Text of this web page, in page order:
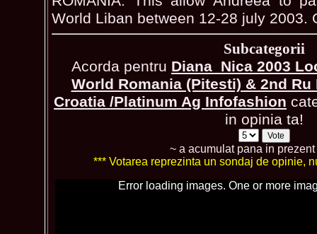
World Liban between 12-28 july 2003.
Subcategorii
Acorda pentru Diana_Nica 2003
World Romania (Pitesti) & 2nd
Croatia /Platinum Ag Infofashion
in opinia ta!
~ a acumulat pana in prezent
*** Votarea reprezinta un sondaj de opinie,
Error loading images. One or more